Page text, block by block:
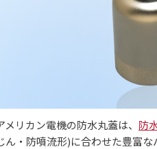
メリカン電機の防水丸蓋は、 防
ん・防噴流形)に合わせた豊富